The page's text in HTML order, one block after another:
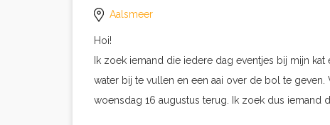
Aalsmeer
Hoi!
Ik zoek iemand die iedere dag eventjes bij mijn
water bij te vullen en een aai over de bol te
woensdag 16 augustus terug. Ik zoek dus iemand